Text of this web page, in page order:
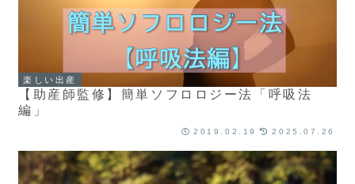
楽しい出産
【助産師監修】簡単ソフロロジー法「呼吸法
編」
2019.02.19 2025.07.26